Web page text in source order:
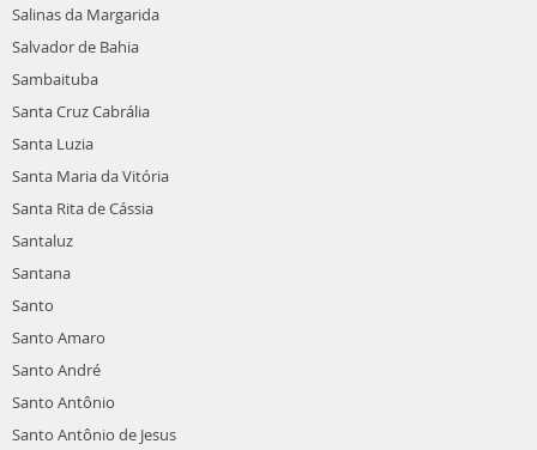
Salinas da Margarida
Salvador de Bahia
Sambaituba
Santa Cruz Cabrália
Santa Luzia
Santa Maria da Vitória
Santa Rita de Cássia
Santaluz
Santana
Santo
Santo Amaro
Santo André
Santo Antônio
Santo Antônio de Jesus